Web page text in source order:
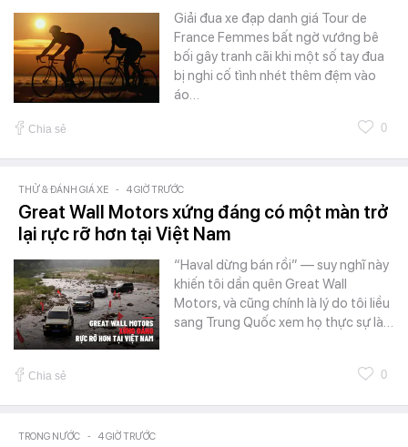
Giải đua xe đạp danh giá Tour de
France Femmes bất ngờ vướng bê
bối gây tranh cãi khi một số tay đua
bị nghi cố tình nhét thêm đệm vào
áo…
Chia sẻ 0
THỬ & ĐÁNH GIÁ XE - 4 GIỜ TRƯỚC
Great Wall Motors xứng đáng có một màn trở
lại rực rỡ hơn tại Việt Nam
“Haval dừng bán rồi” — suy nghĩ này
khiến tôi dần quên Great Wall
Motors, và cũng chính là lý do tôi liều
sang Trung Quốc xem họ thực sự là…
Chia sẻ 0
TRONG NƯỚC - 4 GIỜ TRƯỚC